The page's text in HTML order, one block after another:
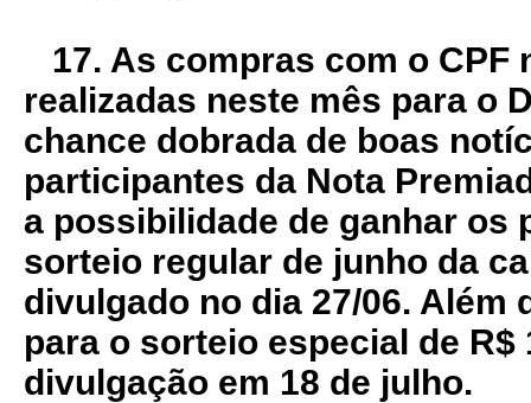
17. As compras com o CPF
realizadas neste mês para o
chance dobrada de boas
participantes da Nota
a possibilidade de ganhar os
sorteio regular de junho da
divulgado no dia 27/06. Além
para o sorteio especial de
divulgação em 18 de julho.